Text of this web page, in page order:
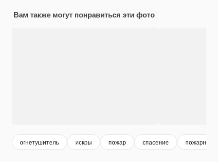
Вам также могут понравиться эти фото
огнетушитель искры пожар спасение пожарный